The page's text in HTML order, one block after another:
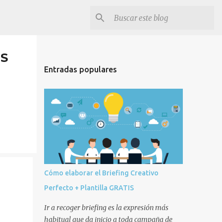
Entradas populares
Cómo elaborar el Briefing Creativo
Perfecto + Plantilla GRATIS
Ir a recoger briefing es la expresión más
habitual que da inicio a toda campaña de